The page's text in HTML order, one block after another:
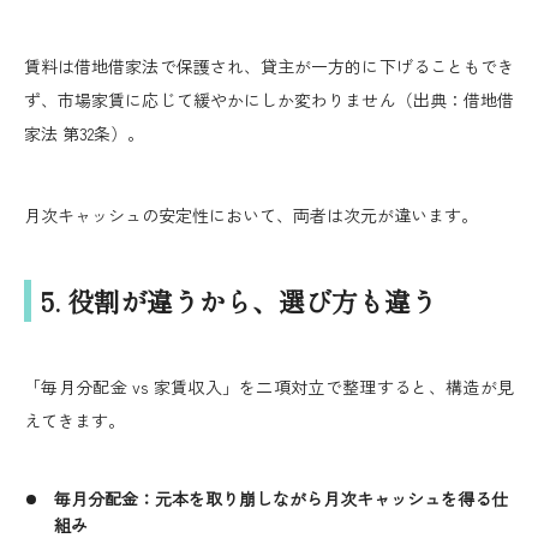
賃料は借地借家法で保護され、貸主が一方的に下げることもでき
ず、市場家賃に応じて緩やかにしか変わりません（出典：借地借
家法 第32条）。
月次キャッシュの安定性において、両者は次元が違います。
5. 役割が違うから、選び方も違う
「毎月分配金 vs 家賃収入」を二項対立で整理すると、構造が見
えてきます。
毎月分配金：元本を取り崩しながら月次キャッシュを得る仕
組み